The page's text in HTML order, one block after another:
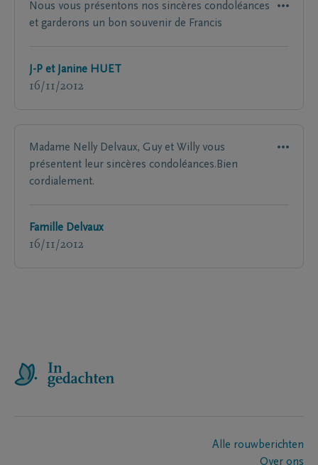
Nous vous présentons nos sincères condoléances
et garderons un bon souvenir de Francis
J-P et Janine HUET
16/11/2012
Madame Nelly Delvaux, Guy et Willy vous
présentent leur sincères condoléances.Bien
cordialement.
Famille Delvaux
16/11/2012
Alle rouwberichten
Over ons